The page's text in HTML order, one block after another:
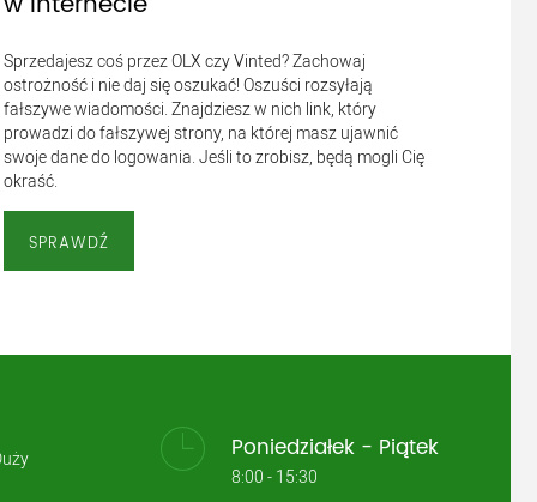
Sprzedajesz coś przez OLX czy Vinted? Zachowaj
ostrożność i nie daj się oszukać! Oszuści rozsyłają
fałszywe wiadomości. Znajdziesz w nich link, który
prowadzi do fałszywej strony, na której masz ujawnić
swoje dane do logowania. Jeśli to zrobisz, będą mogli Cię
okraść.
SPRAWDŹ
Poniedziałek - Piątek
8:00 - 15:30